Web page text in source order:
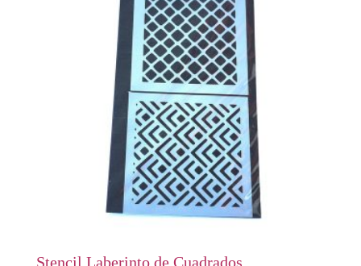
Stencil Laberinto de Cuadrados